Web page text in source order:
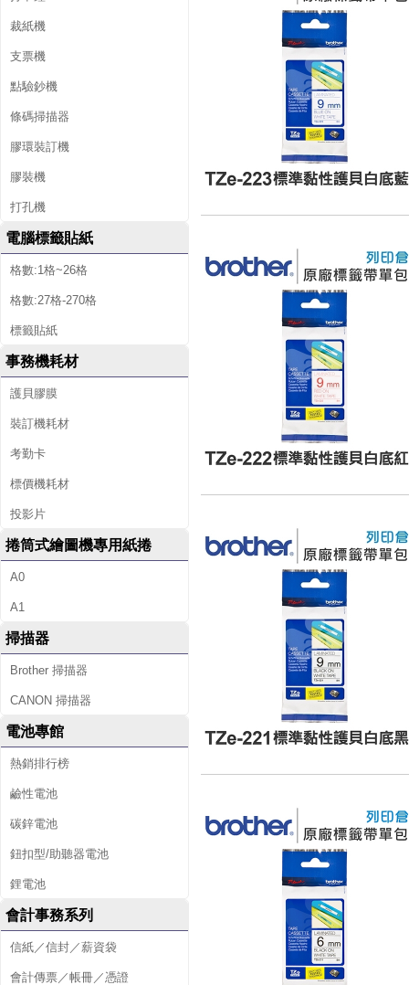
裁紙機
支票機
點驗鈔機
條碼掃描器
膠環裝訂機
膠裝機
打孔機
電腦標籤貼紙
格數:1格~26格
格數:27格-270格
標籤貼紙
事務機耗材
護貝膠膜
裝訂機耗材
考勤卡
標價機耗材
投影片
捲筒式繪圖機專用紙捲
A0
A1
掃描器
Brother 掃描器
CANON 掃描器
電池專館
熱銷排行榜
鹼性電池
碳鋅電池
鈕扣型/助聽器電池
鋰電池
會計事務系列
信紙／信封／薪資袋
會計傳票／帳冊／憑證